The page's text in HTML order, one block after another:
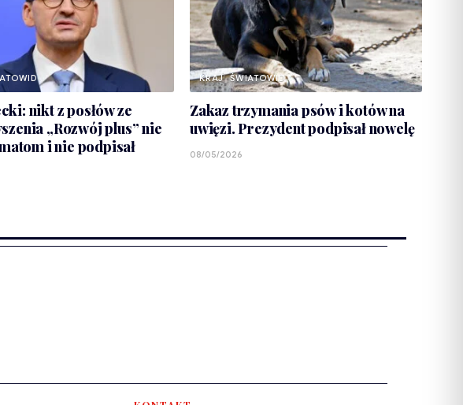
nikt z posłów ze
„Rozwój plus” nie
i nie podpisał
KRAJ ŚWIATOWID
Zakaz trzymania psów i kotów na
uwięzi. Prezydent podpisał nowelę
08/05/2026